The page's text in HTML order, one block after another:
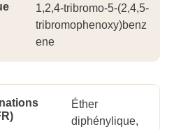
1,2,4-tribromo-5-(2,4,5-
tribromophenoxy)benz
ene
Éther
diphénylique,